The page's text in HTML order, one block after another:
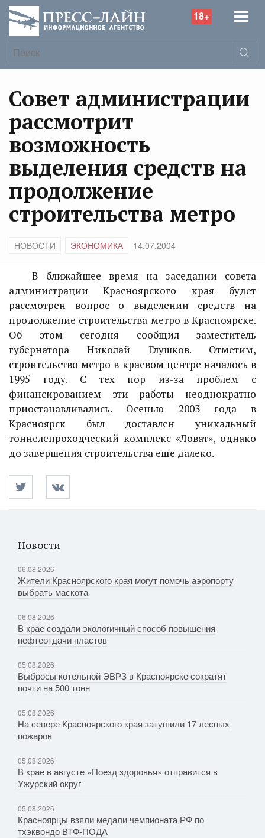
18+
Совет администрации
рассмотрит
возможность
выделения средств на
продолжение
строительства метро
НОВОСТИ ЭКОНОМИКА 14.07.2004
В ближайшее время на заседании совета
администрации Красноярского края будет
рассмотрен вопрос о выделении средств на
продолжение строительства метро в Красноярске.
Об этом сегодня сообщил заместитель
губернатора Николай Глушков. Отметим,
строительство метро в краевом центре началось в
1995 году. С тех пор из-за проблем с
финансированием эти работы неоднократно
приостанавливались. Осенью 2003 года в
Красноярск был доставлен уникальный
тоннелепроходческий комплекс «Ловат», однако
до завершения строительства еще далеко.
Новости
06.08.2026
Жители Красноярского края могут помочь аэропорту
выбрать маскота
06.08.2026
В крае создали экологичный способ повышения
нефтеотдачи пластов
05.08.2026
Выбросы котельной ЭВРЗ в Красноярске сократят
почти на 500 тонн
05.08.2026
На севере Красноярского края затушили 17 лесных
пожаров
05.08.2026
В крае в августе «Поезд здоровья» отправится в
Ужурский округ
05.08.2026
Красноярцы взяли медали чемпионата РФ по
тхэквондо ВТФ-ПОДА